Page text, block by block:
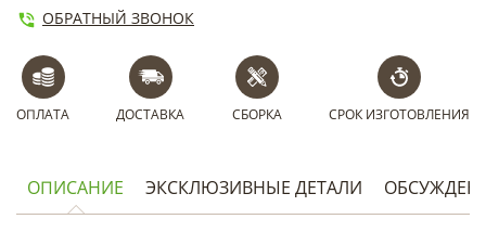
ОБРАТНЫЙ ЗВОНОК
ОПЛАТА ДОСТАВКА СБОРКА СРОК ИЗГОТОВЛЕНИЯ
ОПИСАНИЕ ЭКСКЛЮЗИВНЫЕ ДЕТАЛИ